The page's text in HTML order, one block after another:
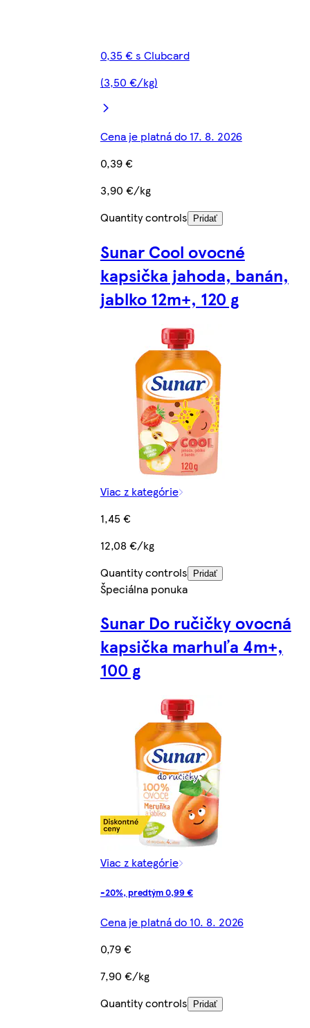
0,35 € s Clubcard
(3,50 €/kg)
Cena je platná do 17. 8. 2026
0,39 €
3,90 €/kg
Quantity controls
Pridať
Sunar Cool ovocné
kapsička jahoda, banán,
jablko 12m+, 120 g
Viac z kategórie
1,45 €
12,08 €/kg
Quantity controls
Pridať
Špeciálna ponuka
Sunar Do ručičky ovocná
kapsička marhuľa 4m+,
100 g
Viac z kategórie
-20%, predtým 0,99 €
Cena je platná do 10. 8. 2026
0,79 €
7,90 €/kg
Quantity controls
Pridať